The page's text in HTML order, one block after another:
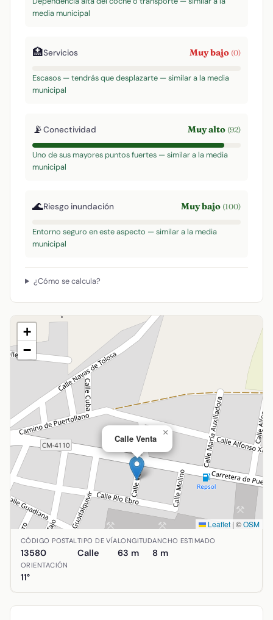
media municipal
🏥Servicios Muy bajo (0)
Escasos — tendrás que desplazarte — similar a la media
municipal
📡Conectividad Muy alto (92)
Uno de sus mayores puntos fuertes — similar a la media
municipal
🌊Riesgo inundación Muy bajo (100)
Entorno seguro en este aspecto — similar a la media
municipal
¿Cómo se calcula?
Calle Venta
×
+
−
Leaflet | ©OSM
Ubicación de Calle Venta en Almodóvar del Campo,
CÓDIGO POSTAL
13580
TIPO DE VÍA
Calle
LONGITUD
63 m
ANCHO ESTIMADO
8 m
ORIENTACIÓN
11°